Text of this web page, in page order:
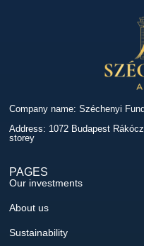
Company name: Széchenyi
Address: 1072 Budapest
storey
PAGES
Our investments
About us
Sustainability